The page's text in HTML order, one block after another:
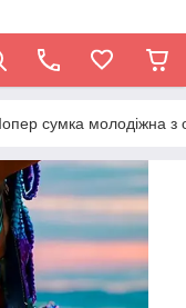
сумка молодіжна з